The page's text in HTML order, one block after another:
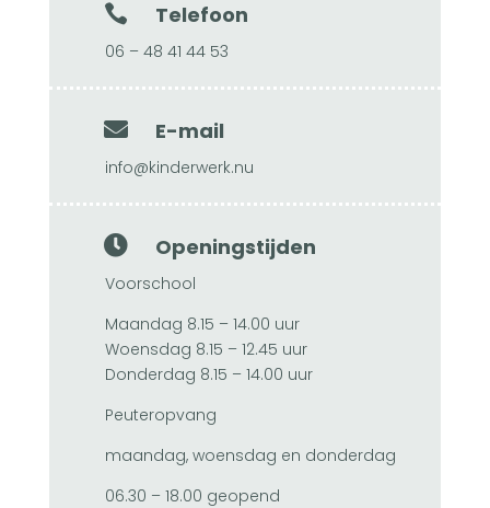
 Telefoon
06 – 48 41 44 53
 E-mail
info@kinderwerk.nu
 Openingstijden
Voorschool
Maandag 8.15 – 14.00 uur
Woensdag 8.15 – 12.45 uur
Donderdag 8.15 – 14.00 uur
Peuteropvang
maandag, woensdag en donderdag
06.30 – 18.00 geopend